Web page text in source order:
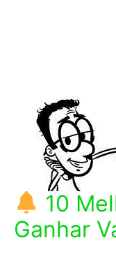
10
Ganhar